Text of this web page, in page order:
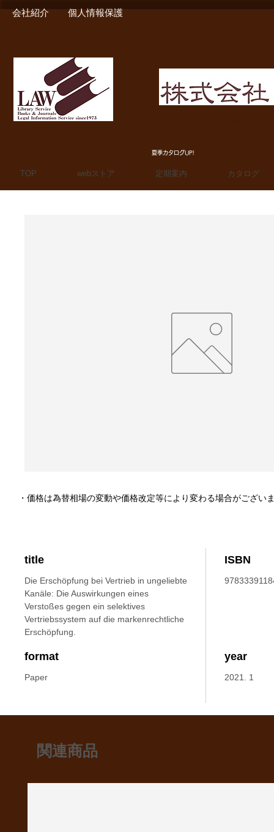
会社紹介 個人情報保護
夏季カタログUP!
TOP webストア 定期案内 カタログ
title
Die Erschöpfung bei Vertrieb in ungeliebte
Kanäle: Die Auswirkungen eines
Verstoßes gegen ein selektives
Vertriebssystem auf die markenrechtliche
Erschöpfung.
ISBN
format
Paper
year
2021. 1
・価格は為替相場の変動や価格改定等により変わる場合がござい
関連商品